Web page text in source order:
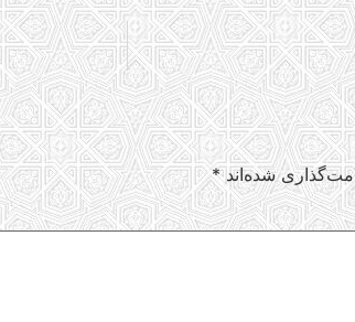
شده‌اند*